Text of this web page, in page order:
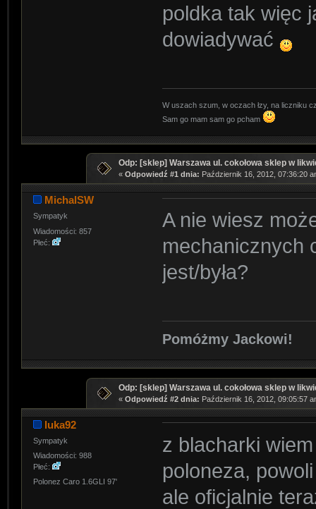
poldka tak więc
dowiadywać
W uszach szum, w oczach łzy, na liczniku
Sam go mam sam go pcham
Odp: [sklep] Warszawa ul. cokołowa sklep w
« Odpowiedź #1 dnia: Październik 16, 2012, 07:36:20
MichalSW
Sympatyk
Wiadomości: 857
Płeć:
A nie wiesz
mechanicznych
jest/była?
Pomóżmy Jackowi!
Odp: [sklep] Warszawa ul. cokołowa sklep w
« Odpowiedź #2 dnia: Październik 16, 2012, 09:05:57
luka92
Sympatyk
Wiadomości: 988
Płeć:
Polonez Caro 1.6GLI 97'
z blacharki
poloneza,
ale oficjalnie